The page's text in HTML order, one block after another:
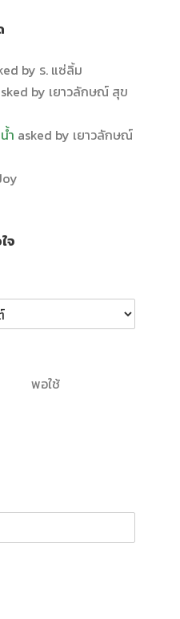
by ร. แซ่ลิ้ม
by เยาวลักษณ์ สุข
ำ asked by เยาวลักษณ์
จ
พอใช้